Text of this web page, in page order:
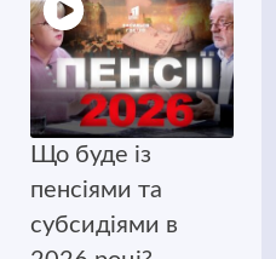
Що буде із
пенсіями та
субсидіями в